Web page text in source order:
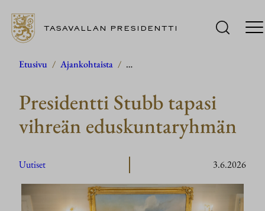
Siirry
TASAVALLAN PRESIDENTTI
Etusivu / Ajankohtaista / …
Presidentti Stubb tapasi
vihreän eduskuntaryhmän
Uutiset 3.6.2026